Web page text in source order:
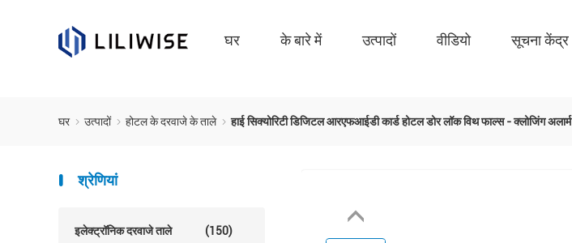
घर के बारे में उत्पादों वीडियो सूचना केंद्र
घर उत्पादों होटल के दरवाजे के ताले हाई सिक्योरिटी डिजिटल आरएफआईडी कार्ड होटल डोर लॉक विथ फाल्स - क्लोजिंग अलार्म
श्रेणियां
इलेक्ट्रॉनिक दरवाजे ताले (150)